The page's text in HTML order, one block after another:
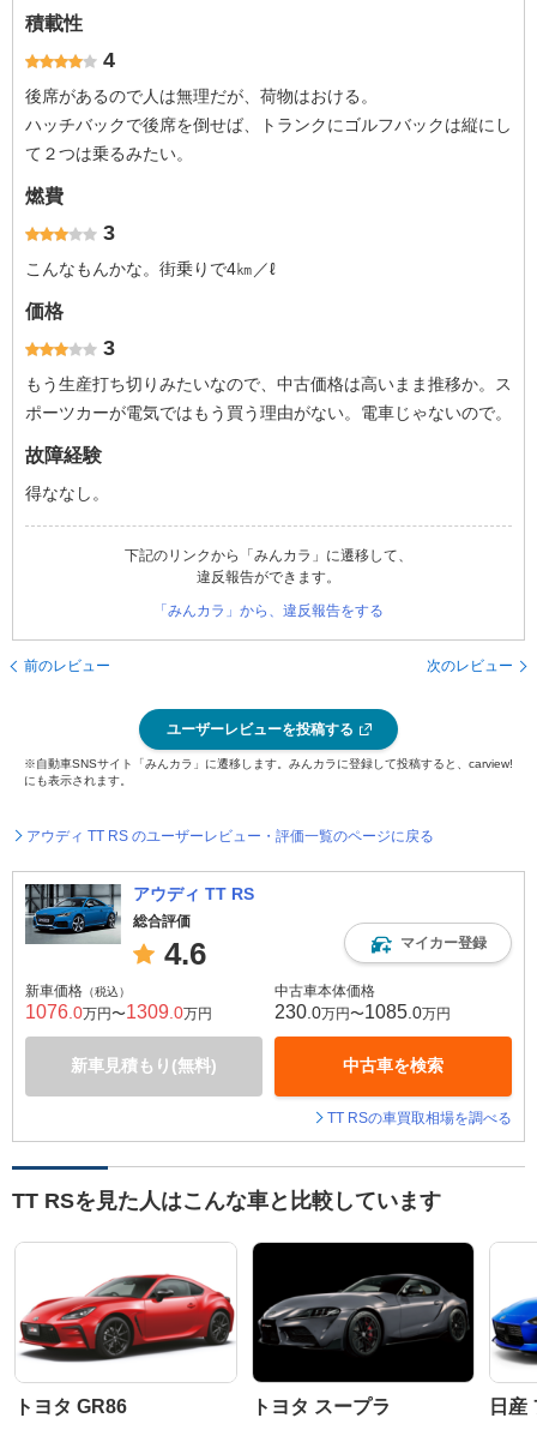
積載性
4
後席があるので人は無理だが、荷物はおける。
ハッチバックで後席を倒せば、トランクにゴルフバックは縦にし
て２つは乗るみたい。
燃費
3
こんなもんかな。街乗りで4㎞／ℓ
価格
3
もう生産打ち切りみたいなので、中古価格は高いまま推移か。ス
ポーツカーが電気ではもう買う理由がない。電車じゃないので。
故障経験
得ななし。
下記のリンクから「みんカラ」に遷移して、
違反報告ができます。
「みんカラ」から、違反報告をする
前のレビュー 次のレビュー
ユーザーレビューを投稿する
※自動車SNSサイト「みんカラ」に遷移します。みんカラに登録して投稿すると、carview!
にも表示されます。
アウディ TT RS のユーザーレビュー・評価一覧のページに戻る
アウディ TT RS
総合評価
4.6 マイカー登録
新車価格 （税込）
1076 .0万円〜1309 .0万円
新車見積もり(無料)
中古車本体価格
230 .0万円〜1085 .0万円
中古車を検索
TT RSの車買取相場を調べる
TT RSを見た人はこんな車と比較しています
トヨタ GR86 トヨタ スープラ 日産